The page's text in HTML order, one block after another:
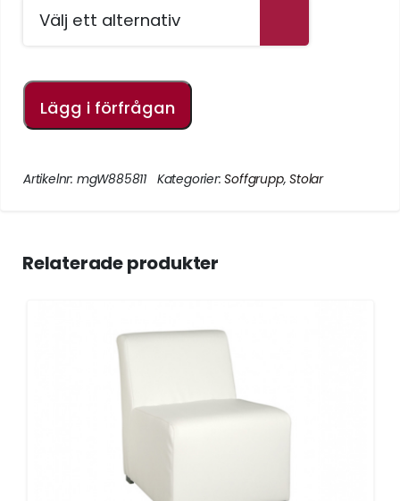
Lägg i förfrågan
Artikelnr: mgW885811 Kategorier:Soffgrupp,Stolar
Relaterade produkter